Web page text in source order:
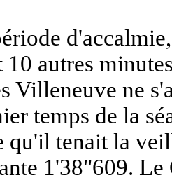
10 autres
Villeneuve ne
temps de la
qu'il tenait la
1'38"609. Le